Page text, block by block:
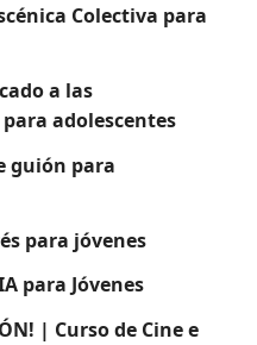
Colectiva para
a las
adolescentes
guión para
para jóvenes
para Jóvenes
| Curso de Cine e